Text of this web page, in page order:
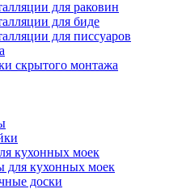
для раковин
для биде
для писсуаров
скрытого монтажа
кухонных моек
для кухонных моек
доски